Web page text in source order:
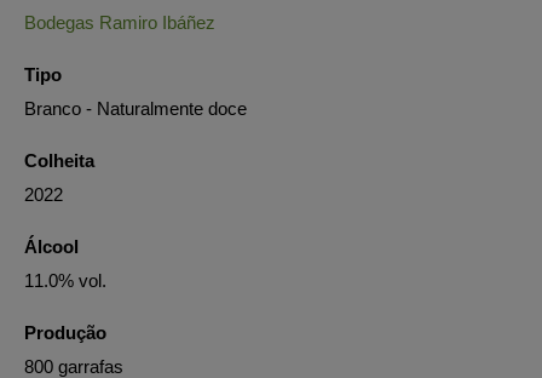
Bodegas Ramiro Ibáñez
Tipo
Branco - Naturalmente doce
Colheita
2022
Álcool
11.0% vol.
Produção
800 garrafas